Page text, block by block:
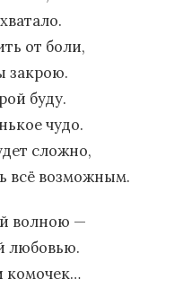
от боли,
закрою.
буду.
чудо.
сложно,
всё возможным.
волною —
любовью.
комочек…